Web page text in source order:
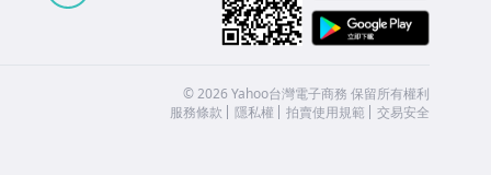
©2026 Yahoo台灣電子商務 保留所有權利
服務條款
隱私權 拍賣使用規範 交易安全